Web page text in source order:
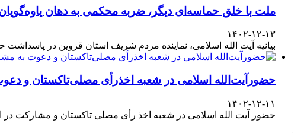
ملت با خلق حماسه‌ای دیگر، ضربه محکمی به دهان
۱۴۰۲-۱۲-۱۳
بیانیه آیت الله اسلامی، نماینده مردم شریف استان قزوین در پاسداشت حضور آگاهانه ملت در انتخابات ۱۱ اسفند۱۴۰۲
حضورآیت‌الله اسلامی در شعبه اخذرأی مصلی‌تاکستان و
۱۴۰۲-۱۲-۱۱
حضور آیت الله اسلامی در شعبه اخذ رأی مصلی تاکستان و مشارکت